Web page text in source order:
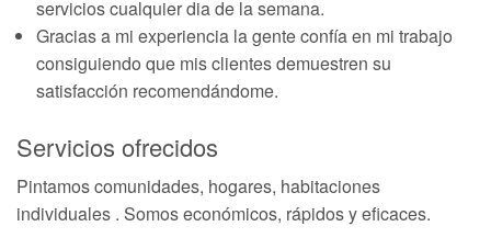
servicios cualquier dia de la semana.
Gracias a mi experiencia la gente confía en mi trabajo
consiguiendo que mis clientes demuestren su
satisfacción recomendándome.
Servicios ofrecidos
Pintamos comunidades, hogares, habitaciones
individuales . Somos económicos, rápidos y eficaces.